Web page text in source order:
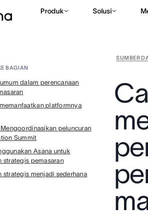
Produk Solusi
SUMBER
BAGIAN
dalam perencanaan
platformnya
peluncuran
Summit
Asana untuk
strategis pemasaran
strategis menjadi sederhana